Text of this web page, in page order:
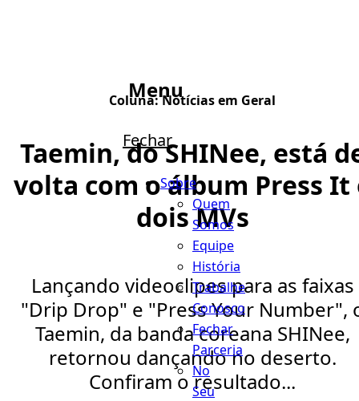
Menu
Fechar
Sobre
Quem
Somos
Equipe
História
Trabalhe
Conosco
Fechar
Parceria
No
Seu
Coluna:Notícias em Geral
Taemin, do SHINee, está
volta com o álbum Press It
dois MVs
Lançando videoclipes para as faixas
"Drip Drop" e "Press Your Number",
Taemin, da banda coreana SHINee,
retornou dançando no deserto.
Confiram o resultado...